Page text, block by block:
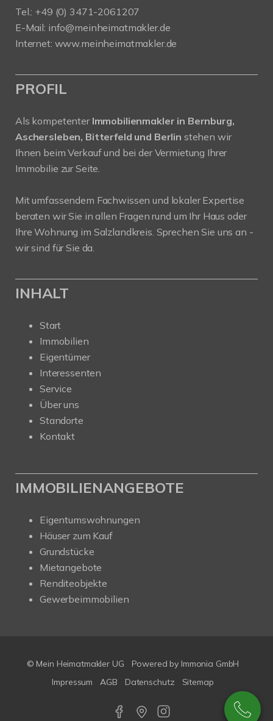
Tel.: +49 (0) 3471-2061207
E-Mail: info@meinheimatmakler.de
Internet: www.meinheimatmakler.de
PROFIL
Als kompetenter Immobilienmakler in Bernburg,
Aschersleben, Bitterfeld und Berlin stehen wir
Ihnen beim Verkauf und bei der Vermietung Ihrer
Immobilie zur Seite.
Mit umfassendem Fachwissen und lokaler Expertise
beraten wir Sie in allen Fragen rund um Ihr Haus oder
Ihre Wohnung im Salzlandkreis. Sprechen Sie uns an -
wir sind für Sie da.
INHALT
Start
Immobilien
Eigentümer
Interessenten
Service
Über uns
Standorte
Kontakt
IMMOBILIENANGEBOTE
Eigentumswohnungen
Häuser zum Kauf
Grundstücke
Mietangebote
Renditeobjekte
Gewerbeimmobilien
© Mein Heimatmakler UG
Powered by Immonia GmbH
Impressum
AGB Datenschutz Sitemap